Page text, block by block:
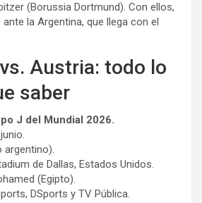
(Borussia Dortmund). Con ellos,
la Argentina, que llega con el
Austria: todo lo
saber
J del Mundial 2026.
argentino).
de Dallas, Estados Unidos.
(Egipto).
DSports y TV Pública.